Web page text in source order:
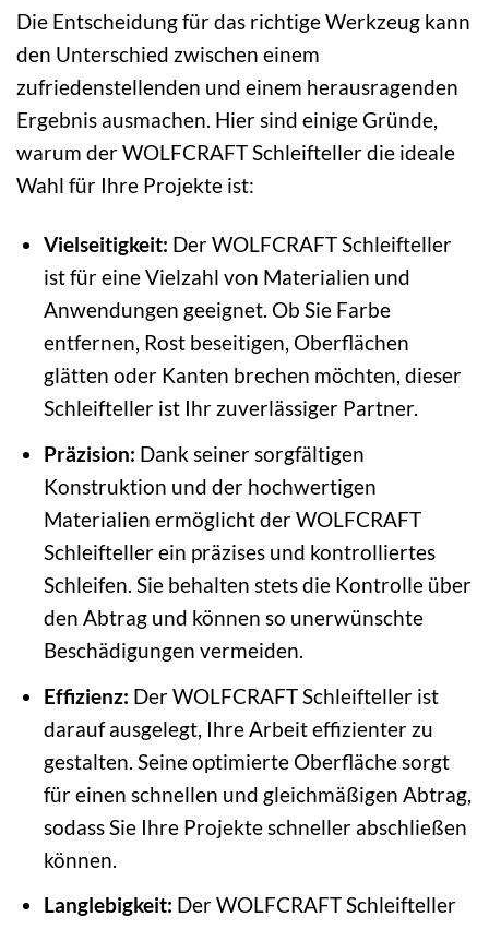
Die Entscheidung für das richtige Werkzeug kann
den Unterschied zwischen einem
zufriedenstellenden und einem herausragenden
Ergebnis ausmachen. Hier sind einige Gründe,
warum der WOLFCRAFT Schleifteller die ideale
Wahl für Ihre Projekte ist:
Vielseitigkeit: Der WOLFCRAFT Schleifteller
ist für eine Vielzahl von Materialien und
Anwendungen geeignet. Ob Sie Farbe
entfernen, Rost beseitigen, Oberflächen
glätten oder Kanten brechen möchten, dieser
Schleifteller ist Ihr zuverlässiger Partner.
Präzision: Dank seiner sorgfältigen
Konstruktion und der hochwertigen
Materialien ermöglicht der WOLFCRAFT
Schleifteller ein präzises und kontrolliertes
Schleifen. Sie behalten stets die Kontrolle über
den Abtrag und können so unerwünschte
Beschädigungen vermeiden.
Effizienz: Der WOLFCRAFT Schleifteller ist
darauf ausgelegt, Ihre Arbeit effizienter zu
gestalten. Seine optimierte Oberfläche sorgt
für einen schnellen und gleichmäßigen Abtrag,
sodass Sie Ihre Projekte schneller abschließen
können.
Langlebigkeit: Der WOLFCRAFT Schleifteller